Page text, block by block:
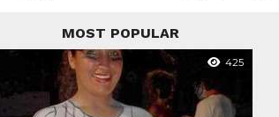
MOST POPULAR
425